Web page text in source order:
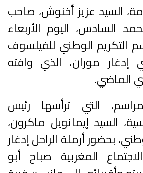
السيد عزيز أخنوش، صاحب
السادس، اليوم الأربعاء
التكريم الوطني للفيلسوف
إدغار موران، الذي وافته
التي ترأسها رئيس
السيد إيمانويل ماكرون،
بحضور أرملة الراحل إدغار
المغربية صباح أبو